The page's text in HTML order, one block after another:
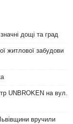
дощі та град
житлової забудови
UNBROKEN на вул.
вручили